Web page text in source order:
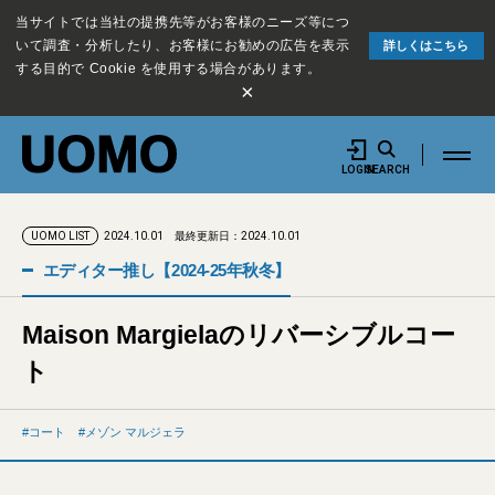
当サイトでは当社の提携先等がお客様のニーズ等につ
いて調査・分析したり、お客様にお勧めの広告を表示
する目的で Cookie を使用する場合があります。
詳しくはこちら
×
LOGINSEARCH
UOMO LIST 2024.10.01 最終更新日：2024.10.01
エディター推し【2024-25年秋冬】
Maison Margielaのリバーシブルコー
ト
コート メゾン マルジェラ